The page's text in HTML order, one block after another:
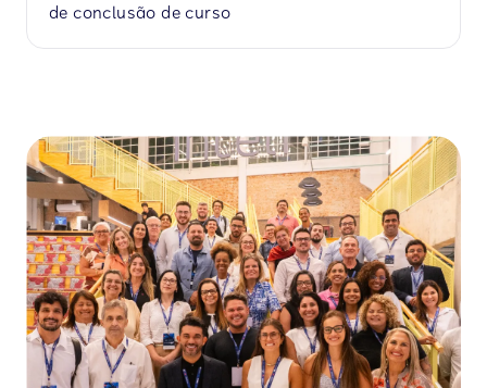
de conclusão de curso